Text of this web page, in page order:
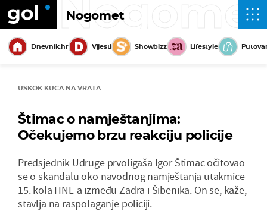
Nogomet
Dnevnik.hr Vijesti Showbizz Lifestyle
USKOK KUCA NA VRATA
Štimac o namještanjima:
Očekujemo brzu reakciju policije
Predsjednik Udruge prvoligaša Igor Štimac očitovao
se o skandalu oko navodnog namještanja utakmice
15. kola HNL-a između Zadra i Šibenika. On se, kaže,
stavlja na raspolaganje policiji.